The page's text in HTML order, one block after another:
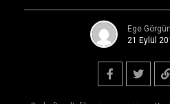
Ege
21 Eylül